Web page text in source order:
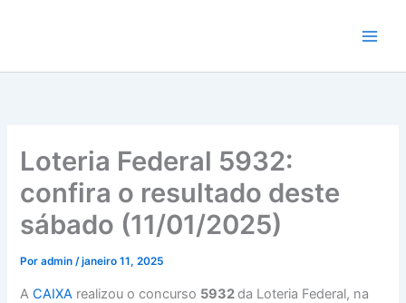
conteúdo
Loteria Federal 5932:
confira o resultado deste
sábado (11/01/2025)
Poradmin/janeiro 11, 2025
ACAIXA realizou o concurso 5932da Loteria Federal, na